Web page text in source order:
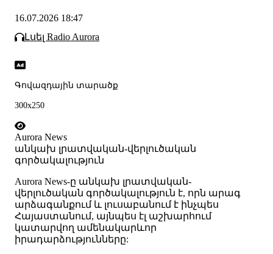
16.07.2026 18:47
Լսել Radio Aurora
Գովազդային տարածք
300x250
Aurora News
անկախ լրատվական-վերլուծական
գործակալություն
Аurora News-ը անկախ լրատվական-
վերլուծական գործակալություն է, որն արագ
արձագանքում և լուսաբանում է ինչպես
Հայաստանում, այնպես էլ աշխարհում
կատարվող ամենակարևոր
իրադարձությունները: